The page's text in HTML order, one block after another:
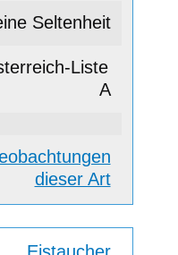
Seltenheit
A
dieser Art